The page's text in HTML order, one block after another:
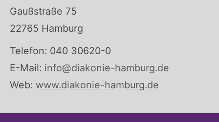
Gaußstraße 75
22765 Hamburg
Telefon: 040 30620-0
E-Mail: info@diakonie-hamburg.de
Web: www.diakonie-hamburg.de